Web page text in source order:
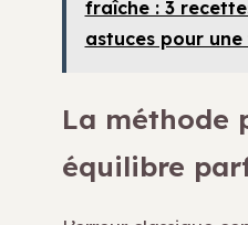
fraîche : 3
astuces pour
La méthode
équilibre